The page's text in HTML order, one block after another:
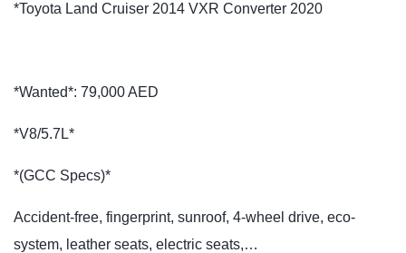
*Toyota Land Cruiser 2014 VXR Converter 2020
*Wanted*: 79,000 AED
*V8/5.7L*
*(GCC Specs)*
Accident-free, fingerprint, sunroof, 4-wheel drive, eco-
system, leather seats, electric seats,…